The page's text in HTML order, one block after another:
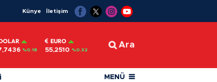
Künye İletişim
%0.18
EURO
55,2510 %0.32
Ara
MENÜ